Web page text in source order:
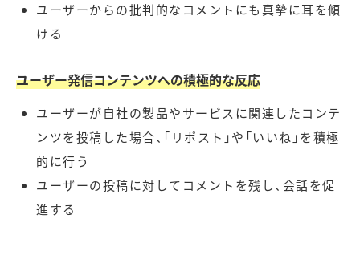
ユーザーからの批判的なコメントにも真摯に耳を傾
ける
ユーザー発信コンテンツへの積極的な反応
ユーザーが自社の製品やサービスに関連したコンテ
ンツを投稿した場合、「リポスト」や「いいね」を積極
的に行う
ユーザーの投稿に対してコメントを残し、会話を促
進する